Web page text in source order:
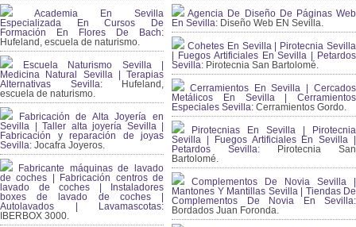
Academia En Sevilla
Especializada En Cursos De
Formación En Flores De Bach:
Hufeland, escuela de naturismo.
Escuela Naturismo Sevilla |
Medicina Natural Sevilla | Terapias
Alternativas Sevilla: Hufeland,
escuela de naturismo.
Fabricación de Alta Joyería en
Sevilla | Taller alta joyería Sevilla |
Fabricación y reparación de joyas
Sevilla: Jocafra Joyeros.
Fabricante máquinas de lavado
de coches | Fabricación centros de
lavado de coches | Instaladores
boxes de lavado de coches |
Autolavados | Lavamascotas:
IBERBOX 3000.
Agencia De Diseño De Páginas Web
En Sevilla: Diseño Web EN Sevilla.
Cohetes En Sevilla | Pirotecnia Sevilla
| Fuegos Artificiales En Sevilla | Petardos
Sevilla: Pirotecnia San Bartolomé.
Cerramientos En Sevilla | Cercados
Metálicos En Sevilla | Cerramientos
Especiales Sevilla: Cerramientos Gordo.
Pirotecnias En Sevilla | Pirotecnia
Sevilla | Fuegos Artificiales En Sevilla |
Petardos Sevilla: Pirotecnia San
Bartolomé.
Complementos De Novia Sevilla |
Mantones Y Mantillas Sevilla | Tiendas De
Complementos De Novia En Sevilla:
Bordados Juan Foronda.